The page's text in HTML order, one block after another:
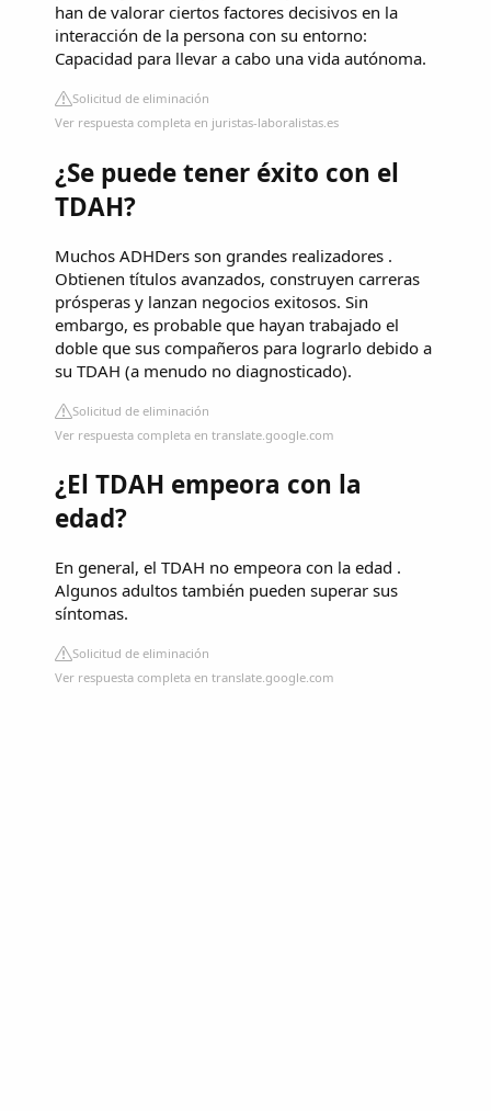
han de valorar ciertos factores decisivos en la
interacción de la persona con su entorno:
Capacidad para llevar a cabo una vida autónoma.
Solicitud de eliminación
Ver respuesta completa en juristas-laboralistas.es
¿Se puede tener éxito con el
TDAH?
Muchos ADHDers son grandes realizadores .
Obtienen títulos avanzados, construyen carreras
prósperas y lanzan negocios exitosos. Sin
embargo, es probable que hayan trabajado el
doble que sus compañeros para lograrlo debido a
su TDAH (a menudo no diagnosticado).
Solicitud de eliminación
Ver respuesta completa en translate.google.com
¿El TDAH empeora con la
edad?
En general, el TDAH no empeora con la edad .
Algunos adultos también pueden superar sus
síntomas.
Solicitud de eliminación
Ver respuesta completa en translate.google.com